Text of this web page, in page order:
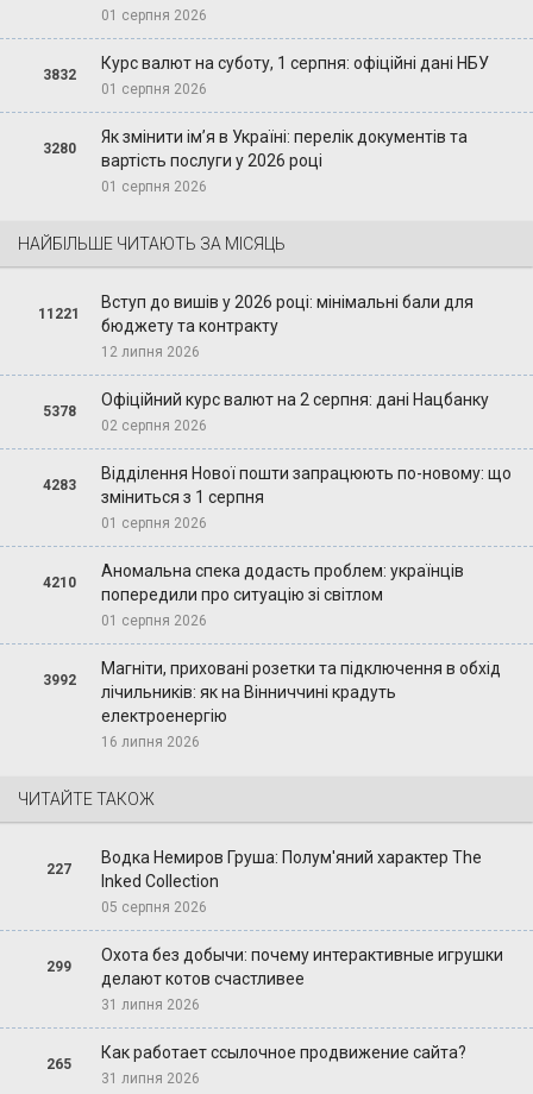
01 серпня 2026
3832
Курс валют на суботу, 1 серпня: офіційні дані НБУ
01 серпня 2026
3280
Як змінити ім’я в Україні: перелік документів та
вартість послуги у 2026 році
01 серпня 2026
НАЙБІЛЬШЕ ЧИТАЮТЬ ЗА МІСЯЦЬ
11221
Вступ до вишів у 2026 році: мінімальні бали для
бюджету та контракту
12 липня 2026
5378
Офіційний курс валют на 2 серпня: дані Нацбанку
02 серпня 2026
4283
Відділення Нової пошти запрацюють по-новому: що
зміниться з 1 серпня
01 серпня 2026
4210
Аномальна спека додасть проблем: українців
попередили про ситуацію зі світлом
01 серпня 2026
3992
Магніти, приховані розетки та підключення в обхід
лічильників: як на Вінниччині крадуть
електроенергію
16 липня 2026
ЧИТАЙТЕ ТАКОЖ
227
Водка Немиров Груша: Полум'яний характер The
Inked Collection
05 серпня 2026
299
Охота без добычи: почему интерактивные игрушки
делают котов счастливее
31 липня 2026
265
Как работает ссылочное продвижение сайта?
31 липня 2026